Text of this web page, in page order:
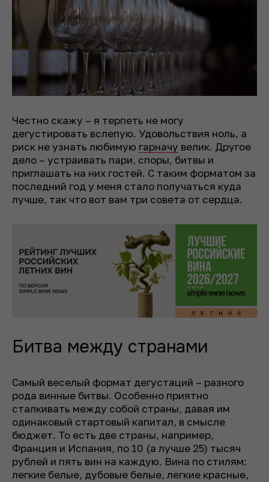
Честно скажу – я терпеть не могу
дегустировать вслепую. Удовольствия ноль, а
риск не узнать любимую гарначу велик. Другое
дело – устраивать пари, споры, битвы и
приглашать на них гостей. С таким форматом за
последний год у меня стало получаться куда
лучше, так что вот вам три совета от сердца.
Битва между странами
Самый веселый формат дегустаций – разного
рода винные битвы. Особенно приятно
сталкивать между собой страны, давая им
одинаковый стартовый капитал, в смысле
бюджет. То есть две страны, например,
Франция и Испания, по 10 (а лучше 25) тысяч
рублей и пять вин на каждую. Вина по стилям:
легкие белые, дубовые белые, легкие красные,